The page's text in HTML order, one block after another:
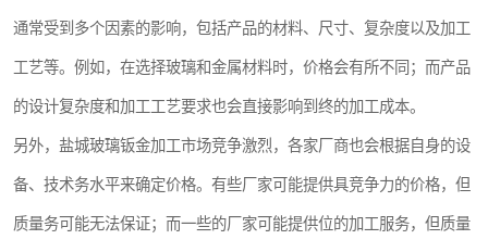
通常受到多个因素的影响，包括产品的材料、尺寸、复杂度以及加工
工艺等。例如，在选择玻璃和金属材料时，价格会有所不同；而产品
的设计复杂度和加工工艺要求也会直接影响到终的加工成本。
另外，盐城玻璃钣金加工市场竞争激烈，各家厂商也会根据自身的设
备、技术务水平来确定价格。有些厂家可能提供具竞争力的价格，但
质量务可能无法保证；而一些的厂家可能提供位的加工服务，但质量